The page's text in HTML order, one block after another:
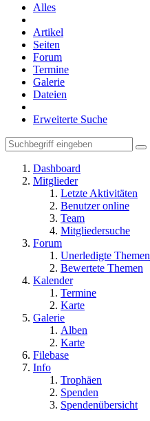
Alles
Artikel
Seiten
Forum
Termine
Galerie
Dateien
Erweiterte Suche
Dashboard
Mitglieder
Letzte Aktivitäten
Benutzer online
Team
Mitgliedersuche
Forum
Unerledigte Themen
Bewertete Themen
Kalender
Termine
Karte
Galerie
Alben
Karte
Filebase
Info
Trophäen
Spenden
Spendenübersicht